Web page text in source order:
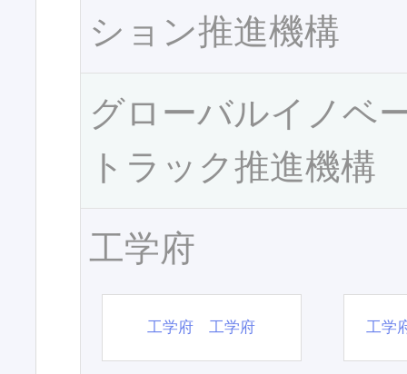
ション推進機構
グローバルイノベ
トラック推進機構
工学府
工学府 工学府 工学